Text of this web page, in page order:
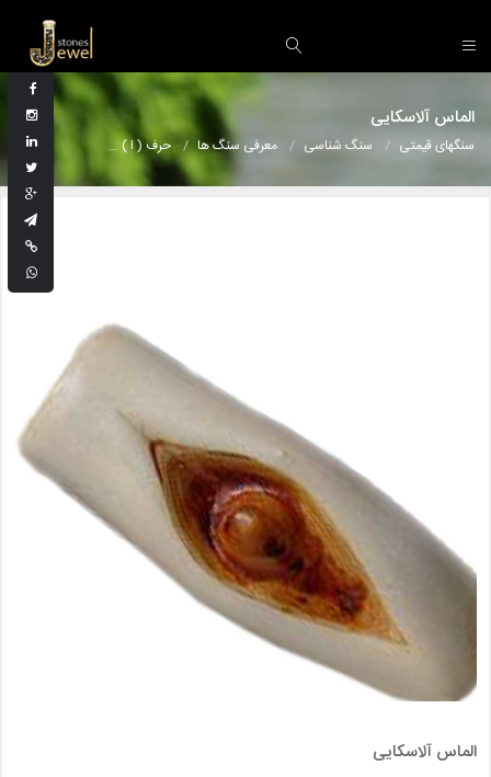
الماس آلاسکایی
سنگهای قیمتی سنگ شناسی معرفی سنگ ها حرف ( ا ) الماس آلاسکایی
الماس آلاسکایی